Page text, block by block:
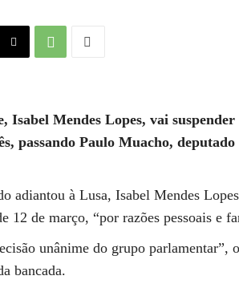
Mendes Lopes, vai
passando Paulo Muacho,
adiantou à Lusa, Isabel Mendes
12 de março, “por razões pessoais e
unânime do grupo parlamentar”,
bancada.